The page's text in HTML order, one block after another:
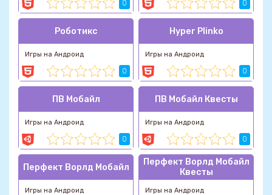
0 0
Роботикс
Игры на Андроид
0
Hyper Plinko
Игры на Андроид
0
ПВ Мобайл
Игры на Андроид
0
ПВ Мобайл Квесты
Игры на Андроид
0
Перфект Ворлд Мобайл
Игры на Андроид
Перфект Ворлд Мобайл
Квесты
Игры на Андроид